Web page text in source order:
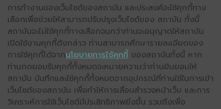
การทำงานของเว็บไซต์ของสถาบัน และประสงค์จะใช้คุกกี้ทาง
เลือกเพื่อช่วยให้สามารถปรับปรุงเว็บไซต์ของ สถาบัน ทั้งนี้
สถาบันจะไม่ใช้คุกกี้ทางเลือกจนกว่าท่านจะอนุญาตให้สถาบัน
เปิดใช้งานคุกกี้ดังกล่าว ท่านสามารถศึกษารายละเอียดของ
การใช้คุกกี้ได้จากนโยบายการใช้คุกกี้ ของสถาบันทั้งนี้ หาก
ท่านกดยอมรับคุกกี้ทั้งหมดจะหมายความว่าท่านยินยอมให้
สถาบัน บันทึกและใช้คุกกี้ทั้งหมดจากอุปกรณ์ที่ท่านใช้ในการเข้า
เว็บไซต์ของสถาบัน เพื่อทำให้การเลื่อนสำรวจหน้าเว็บ และการ
วิเคราะห์การใช้เว็บไซต์มีประสิทธิภาพยิ่งขึ้น รวมถึงเพื่อ